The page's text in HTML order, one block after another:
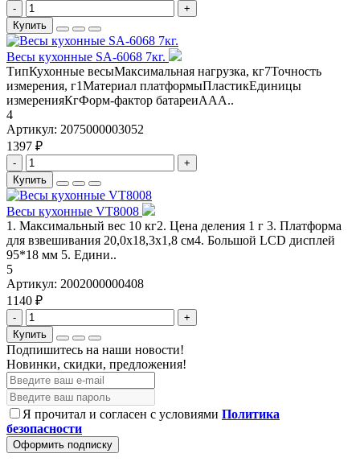
-
+
Купить
Весы кухонные SA-6068 7кг.
ТипКухонные весыМаксимальная нагрузка, кг7Точность
измерения, г1Материал платформыПластикЕдиницы
измеренияКгФорм-фактор батареиAAA..
4
Артикул: 2075000003052
1397 ₽
-
+
Купить
Весы кухонные VT8008
1. Максимальный вес 10 кг2. Цена деления 1 г 3. Платформа
для взвешивания 20,0х18,3х1,8 см4. Большой LCD дисплей
95*18 мм 5. Едини..
5
Артикул: 2002000000408
1140 ₽
-
+
Купить
Подпишитесь на наши новости!
Новинки, скидки, предложения!
Я прочитал и согласен с условиями Политика
безопасности
Оформить подписку